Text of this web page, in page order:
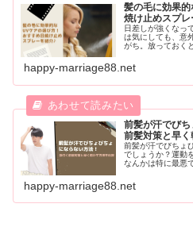
髪の毛に効果
焼け止めスプレ
日差しが強くなっ
は気にしても、意
がち。放っておく
選び方や、オスス
happy-marriage88.net
前髪が汗でび
前髪対策と早
前髪が汗でびちょ
でしょうか？運動
なんかは特に最悪
乾かす方法をご紹
happy-marriage88.net